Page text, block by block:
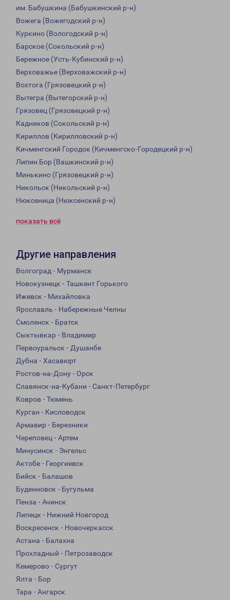
им. Бабушкина (Бабушкинский р-н)
Вожега (Вожегодский р-н)
Куркино (Вологодский р-н)
Барское (Сокольский р-н)
Бережное (Усть-Кубинский р-н)
Верховажье (Верховажский р-н)
Вохтога (Грязовецкий р-н)
Вытегра (Вытегорский р-н)
Грязовец (Грязовецкий р-н)
Кадников (Сокольский р-н)
Кириллов (Кирилловский р-н)
Кичменгский Городок (Кичменгско-Городецкий р-н)
Липин Бор (Вашкинский р-н)
Минькино (Грязовецкий р-н)
Никольск (Никольский р-н)
Нюксеница (Нюксенский р-н)
показать всё
Другие направления
Волгоград - Мурманск
Новокузнецк - Ташкент Горького
Ижевск - Михайловка
Ярославль - Набережные Челны
Смоленск - Братск
Сыктывкар - Владимир
Первоуральск - Душанбе
Дубна - Хасавюрт
Ростов-на-Дону - Орск
Славянск-на-Кубани - Санкт-Петербург
Ковров - Тюмень
Курган - Кисловодск
Армавир - Березники
Череповец - Артем
Минусинск - Энгельс
Актобе - Георгиевск
Бийск - Балашов
Буденновск - Бугульма
Пенза - Ачинск
Липецк - Нижний Новгород
Воскресенск - Новочеркасск
Астана - Балахна
Прохладный - Петрозаводск
Кемерово - Сургут
Ялта - Бор
Тара - Ангарск